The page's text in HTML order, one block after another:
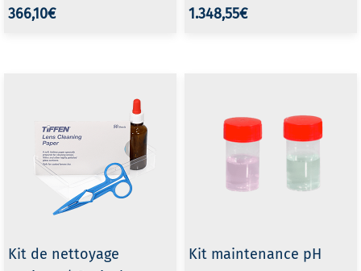
366,10€
1.348,55€
Kit de nettoyage
Kit maintenance pH